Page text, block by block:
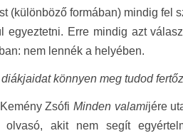
(különböző formában) mindig fel
egyeztetni. Erre mindig azt
nem lennék a helyében.
diákjaidat könnyen meg tudod
Zsófi Minden valamijére
olvasó, akit nem segít